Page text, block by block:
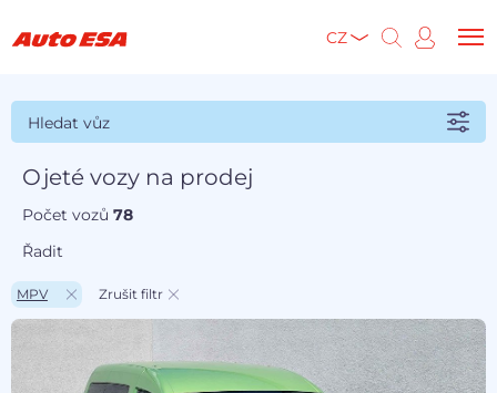
CZ
Hledat vůz
Ojeté vozy na prodej
Počet vozů78
Řadit
MPV Zrušit filtr